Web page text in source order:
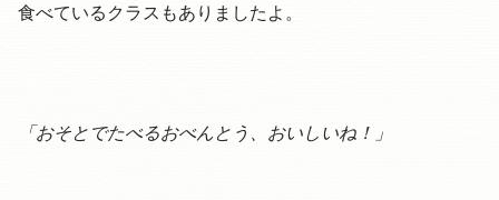
食べているクラスもありましたよ。
「おそとでたべるおべんとう、おいしいね！」